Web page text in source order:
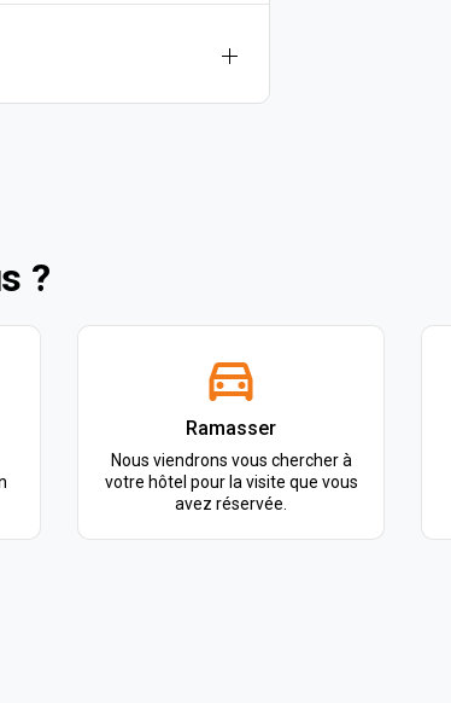
?
Ramasser
Nous viendrons vous chercher à
votre hôtel pour la visite que vous
avez réservée.